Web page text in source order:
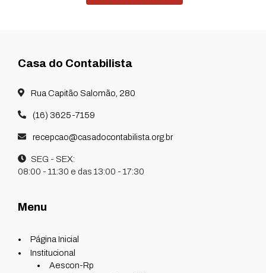
Casa do Contabilista
Rua Capitão Salomão, 280
(16) 3625-7159
recepcao@casadocontabilista.org.br
SEG - SEX:
08:00 - 11:30 e das 13:00 - 17:30
Menu
Página Inicial
Institucional
Aescon-Rp